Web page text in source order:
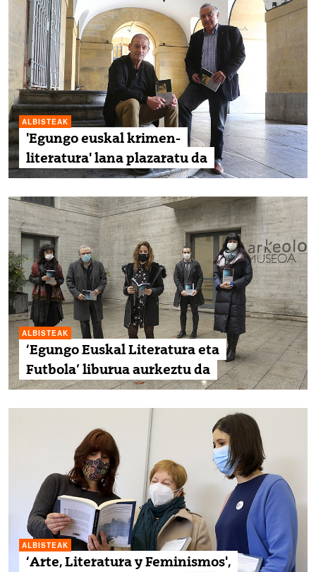
ALBISTEAK
'Egungo euskal krimen-
literatura' lana plazaratu da
ALBISTEAK
‘Egungo Euskal Literatura eta
Futbola’ liburua aurkeztu da
ALBISTEAK
‘Arte, Literatura y Feminismos',